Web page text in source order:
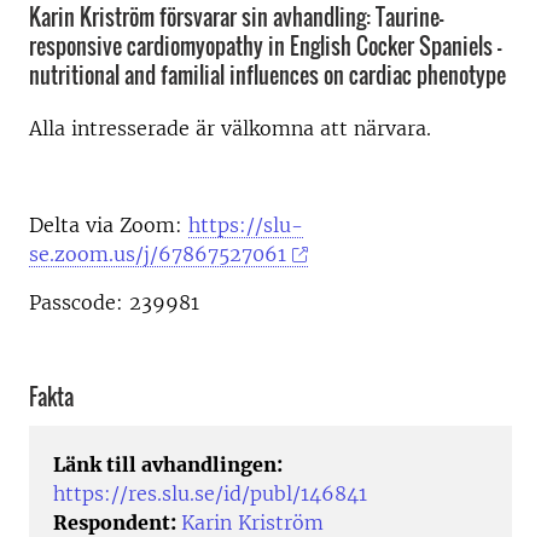
Karin Kriström försvarar sin avhandling: Taurine-
responsive cardiomyopathy in English Cocker Spaniels -
nutritional and familial influences on cardiac phenotype
Alla intresserade är välkomna att närvara.
Delta via Zoom: https://slu-
se.zoom.us/j/67867527061
Passcode: 239981
Fakta
Länk till avhandlingen:
https://res.slu.se/id/publ/146841
Respondent: Karin Kriström